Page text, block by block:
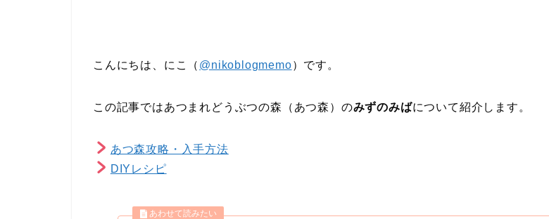
こんにちは、にこ（ @nikoblogmemo）です。
この記事ではあつまれどうぶつの森（あつ森）のみずのみばについて紹介します。
あつ森攻略・入手方法
DIYレシピ